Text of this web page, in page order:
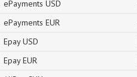
ePayments USD
ePayments EUR
Epay USD
Epay EUR